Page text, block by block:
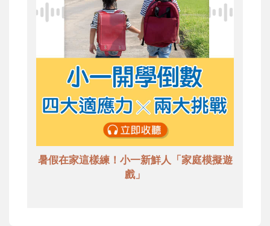
暑假在家這樣練！小一新鮮人「家庭模擬遊
戲」